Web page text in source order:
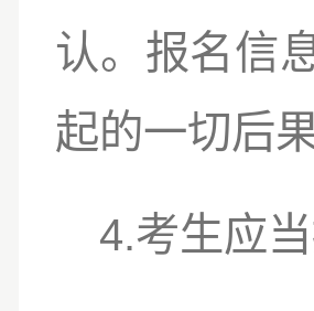
认。报名信
起的一切后
4.考生应